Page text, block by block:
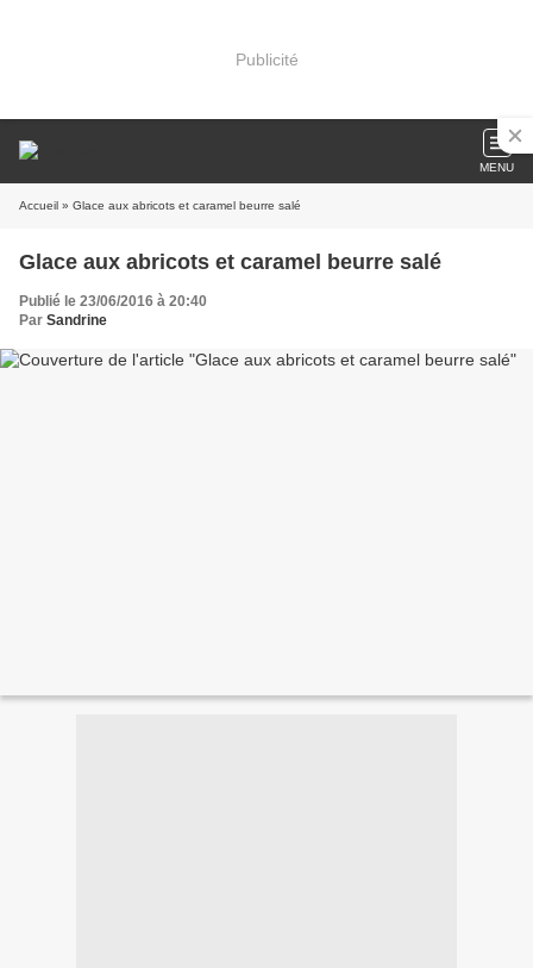
Publicité
MENU
Accueil » Glace aux abricots et caramel beurre salé
Glace aux abricots et caramel beurre salé
Publié le 23/06/2016 à 20:40
Par Sandrine